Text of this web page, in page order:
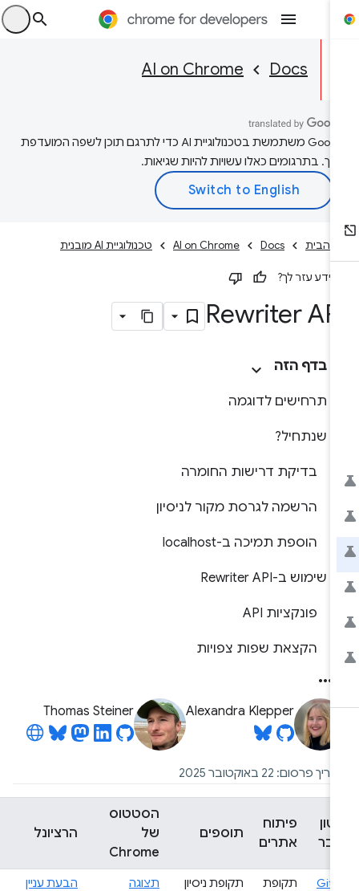
Docs
AI on Chrome
‫Google משתמשת בטכנולוגיית AI כדי לתרגם תוכן לשפה המועדפת
בתרגומים כאלו עשויות להיות שגיאות.
הבית Docs
AI on Chrome טכנולוגיית AI מובנית
עזר לך?
Rewriter
בדף הזה
תרחישים לדוגמה
שנתחיל?
בדיקת דרישות החומרה
הרשמה לגרסת מקור לניסיון
הוספת תמיכה ב-localhost
שימוש ב-Rewriter API
פונקציות API
הקצאת שפות צפויות
Alexandra Klepper
Thomas Steiner
פרסום: 22 באוקטובר 2025
פיתוח
אתרים
תוספים
הסטטוס
Chrome
הרציונל
תקופת
תקופת ניסיון
תצוגה
הבעת עניין